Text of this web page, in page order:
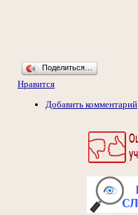
Поделиться…
Нравится
Добавить комментарий